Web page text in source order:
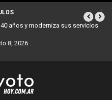
nuevos Bares Notables y ya son 90
la Ciudad
8, 2026